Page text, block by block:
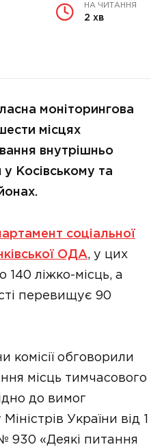
НА ЧИТАННЯ
2 хв
моніторингова
місцях
внутрішньо
Косівському та
соціальної
ОДА, у цих
140 ліжко-місць, а
перевищує 90
комісії обговорили
місць тимчасового
до вимог
України від 1
930 «Деякі питання